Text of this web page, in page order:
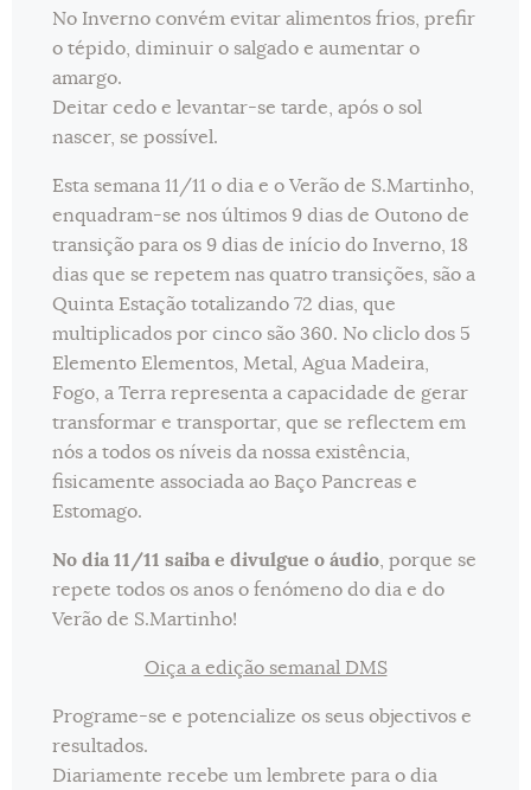
No Inverno convém evitar alimentos frios, prefir
o tépido, diminuir o salgado e aumentar o
amargo.
Deitar cedo e levantar-se tarde, após o sol
nascer, se possível.
Esta semana 11/11 o dia e o Verão de S.Martinho,
enquadram-se nos últimos 9 dias de Outono de
transição para os 9 dias de início do Inverno, 18
dias que se repetem nas quatro transições, são a
Quinta Estação totalizando 72 dias, que
multiplicados por cinco são 360. No cliclo dos 5
Elemento Elementos, Metal, Agua Madeira,
Fogo, a Terra representa a capacidade de gerar
transformar e transportar, que se reflectem em
nós a todos os níveis da nossa existência,
fisicamente associada ao Baço Pancreas e
Estomago.
No dia 11/11 saiba e divulgue o áudio , porque se
repete todos os anos o fenómeno do dia e do
Verão de S.Martinho!
Oiça a edição semanal DMS
Programe-se e potencialize os seus objectivos e
resultados.
Diariamente recebe um lembrete para o dia